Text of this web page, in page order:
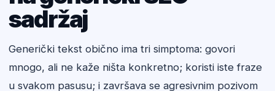
sadržaj
Generički tekst obično ima tri simptoma: govori
mnogo, ali ne kaže ništa konkretno; koristi iste fraze
u svakom pasusu; i završava se agresivnim pozivom